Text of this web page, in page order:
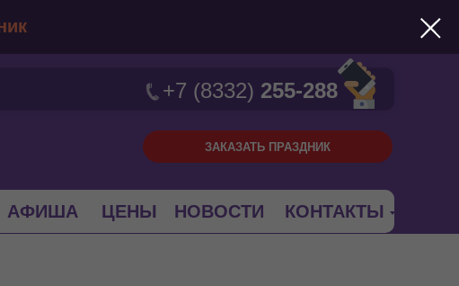
ЗАКАЗАТЬ ПРАЗДНИК
ЦЕНЫ КОНТАКТЫ
АФИША
+7 (8332) 255-288
НОВОСТИ